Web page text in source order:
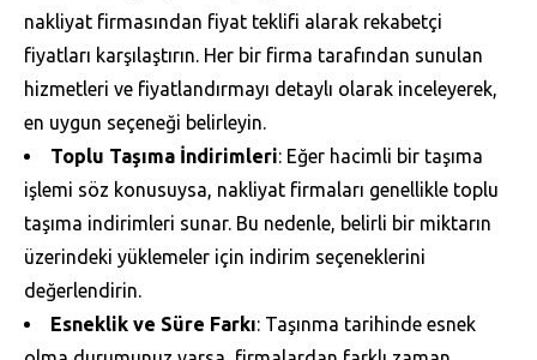
nakliyat firmasından fiyat teklifi alarak rekabetçi
fiyatları karşılaştırın. Her bir firma tarafından sunulan
hizmetleri ve fiyatlandırmayı detaylı olarak inceleyerek,
en uygun seçeneği belirleyin.
Toplu Taşıma İndirimleri: Eğer hacimli bir taşıma
işlemi söz konusuysa, nakliyat firmaları genellikle toplu
taşıma indirimleri sunar. Bu nedenle, belirli bir miktarın
üzerindeki yüklemeler için indirim seçeneklerini
değerlendirin.
Esneklik ve Süre Farkı: Taşınma tarihinde esnek